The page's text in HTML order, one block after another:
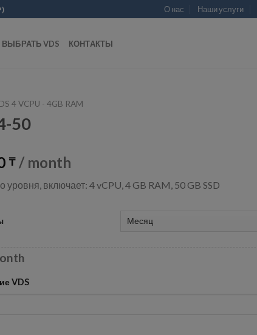
) О нас Наши услуги
ВЫБРАТЬ VDS КОНТАКТЫ
4 VCPU - 4GB RAM
50
₸ / month
уровня, включает: 4 vCPU, 4 GB RAM, 50 GB SSD
VDS